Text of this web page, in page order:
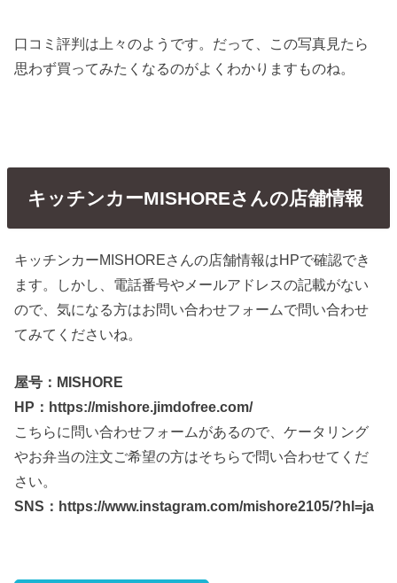
口コミ評判は上々のようです。だって、この写真見たら
思わず買ってみたくなるのがよくわかりますものね。
キッチンカーMISHOREさんの店舗情報
キッチンカーMISHOREさんの店舗情報はHPで確認でき
ます。しかし、電話番号やメールアドレスの記載がない
ので、気になる方はお問い合わせフォームで問い合わせ
てみてくださいね。
屋号：MISHORE
HP：https://mishore.jimdofree.com/
こちらに問い合わせフォームがあるので、ケータリング
やお弁当の注文ご希望の方はそちらで問い合わせてくだ
さい。
SNS：https://www.instagram.com/mishore2105/?hl=ja